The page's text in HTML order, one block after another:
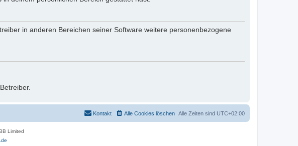
in anderen Bereichen seiner Software weitere personenbezogene
Alle Zeiten sind UTC+02:00
Alle Cookies löschen
Kontakt
Limited